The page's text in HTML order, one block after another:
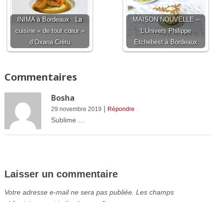
INIMA à Bordeaux : La
cuisine « de tout cœur »
d’Oxana Crétu
MAISON NOUVELLE –
L’Univers Philippe
Etchebest à Bordeaux
Commentaires
Bosha
29 novembre 2019 | Répondre
Sublime …
Laisser un commentaire
Votre adresse e-mail ne sera pas publiée. Les champs